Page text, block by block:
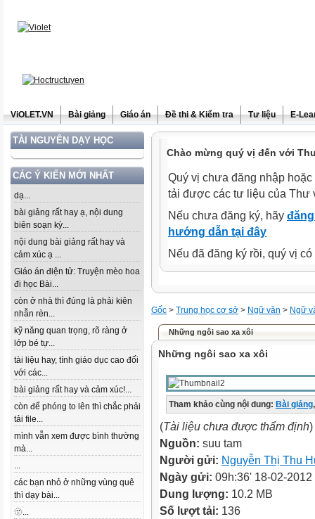
ViOLET.VN Bài giảng Giáo án Đề thi & Kiểm tra Tư liệu E-
TÀI NGUYÊN DẠY HỌC
CÁC Ý KIẾN MỚI NHẤT
dạ...
bài giảng rất hay ạ, nội dung
biên soạn kỳ...
nội dung bài giảng rất hay và
cảm xúc ạ ...
Giáo án điện tử: Truyện mèo hoa
đi học Bài...
còn ở nhà thì đúng là phải kiên
nhẫn rèn...
kỹ năng quan trọng, rõ ràng ở
lớp bé tự...
tài liệu hay, tính giáo dục cao đối
với các...
bài giảng rất hay và cảm xúc!...
còn để phóng to lên thì chắc phải
tải file...
mình vẫn xem được bình thường
mà...
...
các bạn nhỏ ở những vùng quê
thì dạy bài...
🫥...
Chào mừng quý vị đến với
Quý vị chưa đăng nhập
tải được các tư liệu của Thư
Nếu chưa đăng ký, hãy
hướng dẫn tại đây
Nếu đã đăng ký rồi, quý vị
Gốc > Trung học cơ sở > Ngữ văn > Ngữ
Những ngôi sao xa xôi
Những ngôi sao xa xôi
Tham khảo cùng nội dung: Bài giảng,
(Tài liệu chưa được thẩm định)
Nguồn: suu tam
Người gửi: Nguyễn Thị Thu
Ngày gửi: 09h:36' 18-02-2012
Dung lượng: 10.2 MB
Số lượt tải: 136